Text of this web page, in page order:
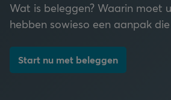
Wat is beleggen? Waarin moet
hebben sowieso een aanpak
Start nu met beleggen